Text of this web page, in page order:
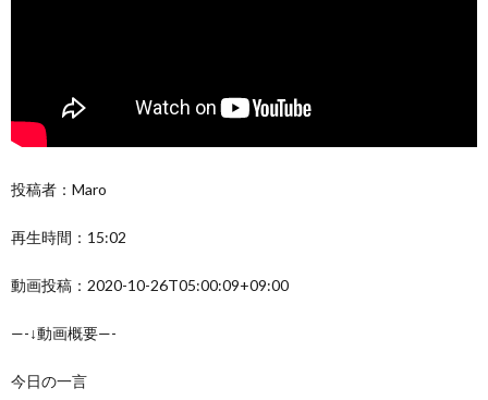
投稿者：Maro
再生時間：15:02
動画投稿：2020-10-26T05:00:09+09:00
—-↓動画概要—-
今日の一言